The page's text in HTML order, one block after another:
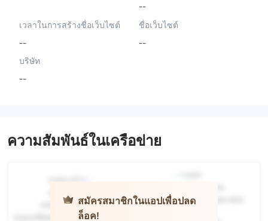
--
เวลาในการสร้างชื่อเว็บไซต์
--
ชื่อเว็บไซต์
--
บริษัท
--
ความสัมพันธ์ในเครือข่าย
สมัครสมาชิกในแอปเพื่อปลด
ล็อค!